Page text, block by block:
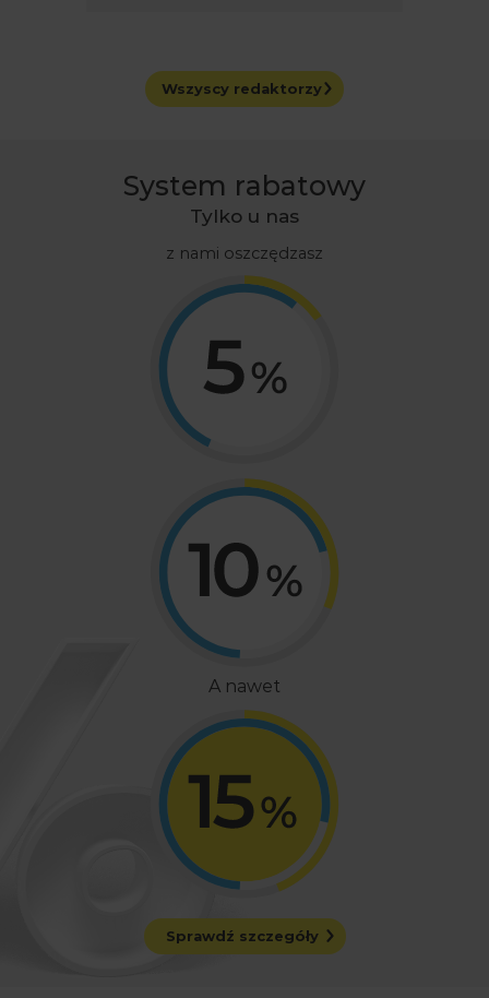
Wszyscy redaktorzy
System rabatowy
Tylko u nas
z nami oszczędzasz
A nawet
Sprawdź szczegóły